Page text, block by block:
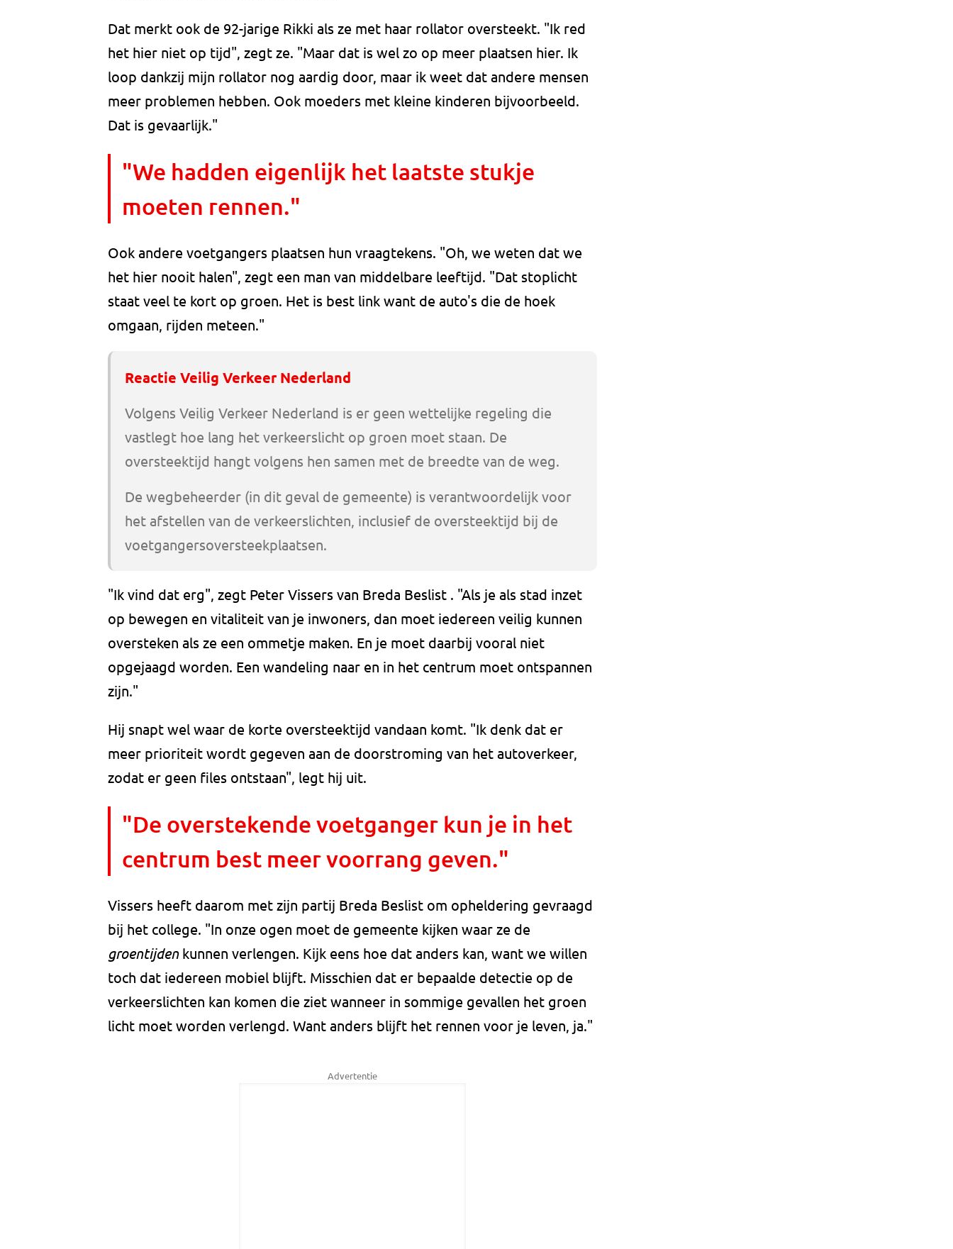
Dat merkt ook de 92-jarige Rikki als ze met haar rollator oversteekt. "Ik red
het hier niet op tijd", zegt ze. "Maar dat is wel zo op meer plaatsen hier. Ik
loop dankzij mijn rollator nog aardig door, maar ik weet dat andere mensen
meer problemen hebben. Ook moeders met kleine kinderen bijvoorbeeld.
Dat is gevaarlijk."
"We hadden eigenlijk het laatste stukje
moeten rennen."
Ook andere voetgangers plaatsen hun vraagtekens. "Oh, we weten dat we
het hier nooit halen", zegt een man van middelbare leeftijd. "Dat stoplicht
staat veel te kort op groen. Het is best link want de auto's die de hoek
omgaan, rijden meteen."
Reactie Veilig Verkeer Nederland
Volgens Veilig Verkeer Nederland is er geen wettelijke regeling die
vastlegt hoe lang het verkeerslicht op groen moet staan. De
oversteektijd hangt volgens hen samen met de breedte van de weg.
De wegbeheerder (in dit geval de gemeente) is verantwoordelijk voor
het afstellen van de verkeerslichten, inclusief de oversteektijd bij de
voetgangersoversteekplaatsen.
"Ik vind dat erg", zegt Peter Vissers van Breda Beslist . "Als je als stad inzet
op bewegen en vitaliteit van je inwoners, dan moet iedereen veilig kunnen
oversteken als ze een ommetje maken. En je moet daarbij vooral niet
opgejaagd worden. Een wandeling naar en in het centrum moet ontspannen
zijn."
Hij snapt wel waar de korte oversteektijd vandaan komt. "Ik denk dat er
meer prioriteit wordt gegeven aan de doorstroming van het autoverkeer,
zodat er geen files ontstaan", legt hij uit.
"De overstekende voetganger kun je in het
centrum best meer voorrang geven."
Vissers heeft daarom met zijn partij Breda Beslist om opheldering gevraagd
bij het college. "In onze ogen moet de gemeente kijken waar ze de
groentijdenkunnen verlengen. Kijk eens hoe dat anders kan, want we willen
toch dat iedereen mobiel blijft. Misschien dat er bepaalde detectie op de
verkeerslichten kan komen die ziet wanneer in sommige gevallen het groen
licht moet worden verlengd. Want anders blijft het rennen voor je leven, ja."
Advertentie